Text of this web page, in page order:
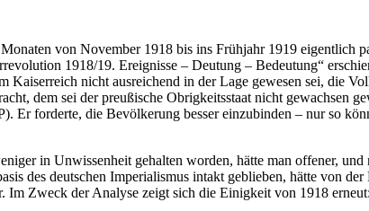
von November 1918 bis ins Frühjahr 1919 eigentlich
1918/19. Ereignisse – Deutung – Bedeutung“
nicht ausreichend in der Lage gewesen sei, die
dem sei der preußische Obrigkeitsstaat nicht gewachsen
Er forderte, die Bevölkerung besser einzubinden – nur so
in Unwissenheit gehalten worden, hätte man offener,
des deutschen Imperialismus intakt geblieben, hätte von
Zweck der Analyse zeigt sich die Einigkeit von 1918